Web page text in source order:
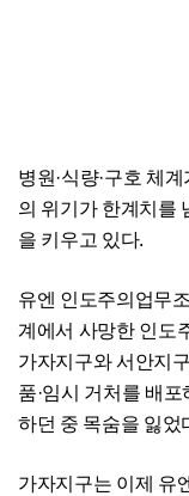
병원·식량·구호 체
의 위기가 한계치를
을 키우고 있다.
유엔 인도주의업무
계에서 사망한 인도
가자지구와 서안지
품·임시 거처를 배
하던 중 목숨을 잃었
가자지구는 이제 유